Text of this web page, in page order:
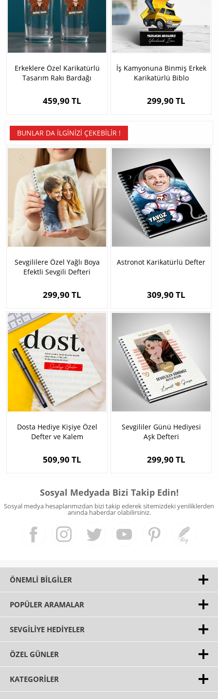
Erkeklere Özel Karikatürlü
Tasarım Rakı Bardağı
459,90 TL
İş Kamyonuna Binmiş Erkek
Karikatürlü Biblo
299,90 TL
BUNLAR DA İLGINIZI ÇEKEBILIR !
Sevgililere Özel Yağlı Boya
Efektli Sevgili Defteri
299,90 TL
Astronot Karikatürlü Defter
309,90 TL
Dosta Hediye Kişiye Özel
Defter ve Kalem
509,90 TL
Sevgililer Günü Hediyesi
Aşk Defteri
299,90 TL
Sosyal Medyada Bizi Takip Edin!
Sosyal medya hesaplarımızdan bizi takip ederek sitemizdeki yeniliklerden
anında haberdar olabilirsiniz.
ÖNEMLI BILGILER
POPÜLER ARAMALAR
SEVGILIYE HEDIYELER
ÖZEL GÜNLER
KATEGORILER